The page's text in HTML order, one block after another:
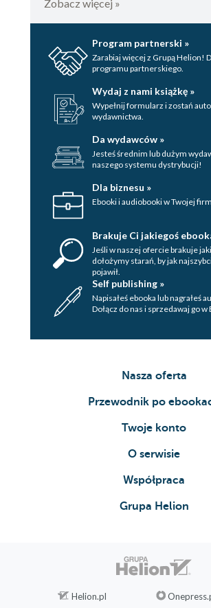
38 GÓRY AVERYEGO
39 ZIEMSKI WAHADŁOWIEC
40 GÓRY AVERYEGO
41 BUNKIER ZIEMSKIEGO
42 NA BRZEGU RZEKI
43 BUNKIER ZIEMSKIEGO
44 GÓRY AVERYEGO
45 GÓRY AVERYEGO
46 GÓRY AVERYEGO
EPILOG MIRA CITY
Spis treści
Karta redakcyjna
Zobacz więcej »
Program partnerski »
Zarabiaj więcej z Grupą Helion!
programu partnerskiego.
Wydaj z nami książkę »
Wypełnij formularz i zostań
wydawnictwa.
Da wydawców »
Jesteś średnim lub dużym
naszego systemu dystrybucji!
Dla biznesu »
Ebooki i audiobooki w Twojej
Brakuje Ci jakiegoś
Jeśli w naszej ofercie brakuje
dołożymy starań, by jak
pojawił.
Self publishing »
Napisałeś ebooka lub nagrałeś
Dołącz do nas i sprzedawaj go
Nasza oferta
Przewodnik po
Twoje konto
O serwisie
Współpraca
Grupa Helion
Helion.pl